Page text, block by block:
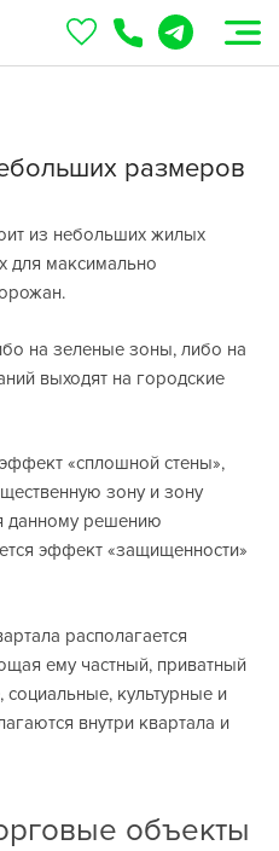
размеров
из небольших жилых
для максимально
на зеленые зоны, либо на
выходят на городские
«сплошной стены»,
зону и зону
данному решению
эффект «защищенности»
располагается
ему частный, приватный
культурные и
внутри квартала и
объекты